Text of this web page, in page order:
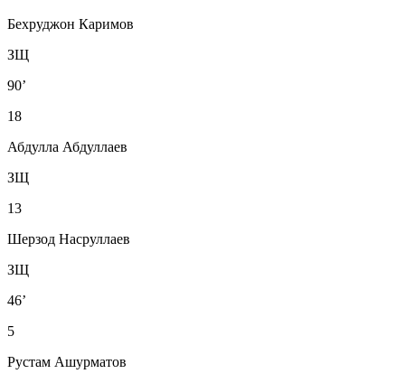
Бехруджон Каримов
ЗЩ
90’
18
Абдулла Абдуллаев
ЗЩ
13
Шерзод Насруллаев
ЗЩ
46’
5
Рустам Ашурматов